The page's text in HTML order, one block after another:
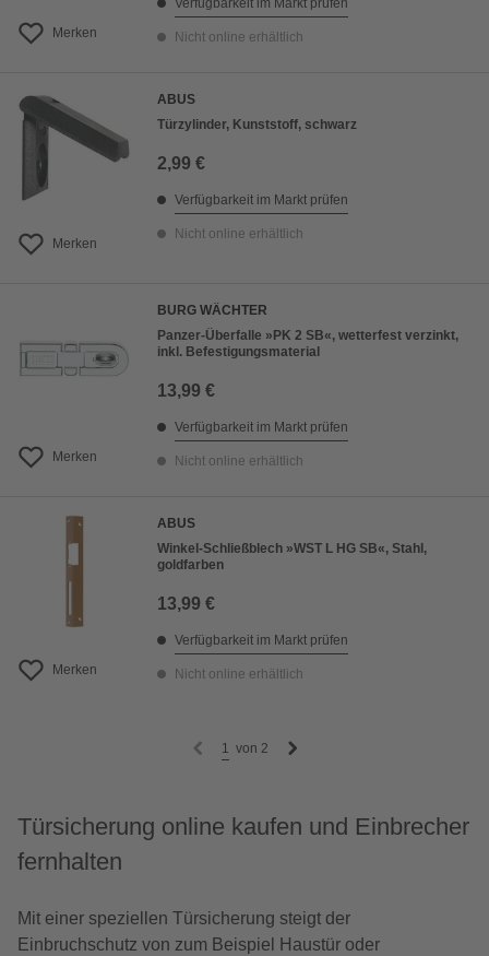
Merken
Verfügbarkeit im Markt prüfen
Nicht online erhältlich
Merken
ABUS
Türzylinder, Kunststoff, schwarz
2,99 €
Verfügbarkeit im Markt prüfen
Nicht online erhältlich
Merken
BURG WÄCHTER
Panzer-Überfalle »PK 2 SB«, wetterfest verzinkt,
inkl. Befestigungsmaterial
13,99 €
Verfügbarkeit im Markt prüfen
Nicht online erhältlich
Merken
ABUS
Winkel-Schließblech »WST L HG SB«, Stahl,
goldfarben
13,99 €
Verfügbarkeit im Markt prüfen
Nicht online erhältlich
1 von 2
Türsicherung online kaufen und Einbrecher
fernhalten
Mit einer speziellen Türsicherung steigt der
Einbruchschutz von zum Beispiel Haustür oder